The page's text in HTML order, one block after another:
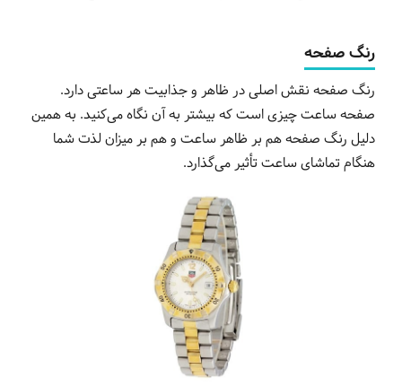
رنگ صفحه
رنگ صفحه نقش اصلی در ظاهر و جذابیت هر ساعتی دارد.
صفحه ساعت چیزی است که بیشتر به آن نگاه می‌کنید. به همین
دلیل رنگ صفحه هم بر ظاهر ساعت و هم بر میزان لذت شما
هنگام تماشای ساعت تأثیر می‌گذارد.